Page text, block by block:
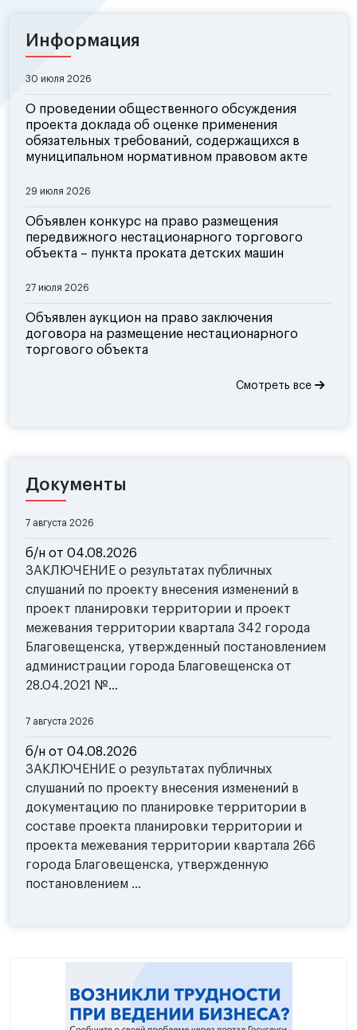
Информация
30 июля 2026
О проведении общественного обсуждения
проекта доклада об оценке применения
обязательных требований, содержащихся в
муниципальном нормативном правовом акте
29 июля 2026
Объявлен конкурс на право размещения
передвижного нестационарного торгового
объекта – пункта проката детских машин
27 июля 2026
Объявлен аукцион на право заключения
договора на размещение нестационарного
торгового объекта
Смотреть все
Документы
7 августа 2026
б/н от 04.08.2026
ЗАКЛЮЧЕНИЕ о результатах публичных
слушаний по проекту внесения изменений в
проект планировки территории и проект
межевания территории квартала 342 города
Благовещенска, утвержденный постановлением
администрации города Благовещенска от
28.04.2021 №...
7 августа 2026
б/н от 04.08.2026
ЗАКЛЮЧЕНИЕ о результатах публичных
слушаний по проекту внесения изменений в
документацию по планировке территории в
составе проекта планировки территории и
проекта межевания территории квартала 266
города Благовещенска, утвержденную
постановлением ...